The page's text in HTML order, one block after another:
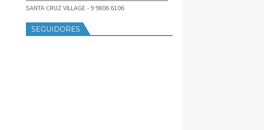
SANTA CRUZ VILLAGE - 9 9806 6106
SEGUIDORES